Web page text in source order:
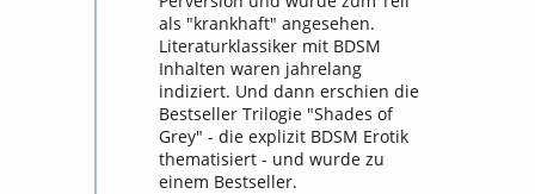
als "krankhaft" angesehen.
Literaturklassiker mit BDSM
Inhalten waren jahrelang
indiziert. Und dann erschien die
Bestseller Trilogie "Shades of
Grey" - die explizit BDSM Erotik
thematisiert - und wurde zu
einem Bestseller.